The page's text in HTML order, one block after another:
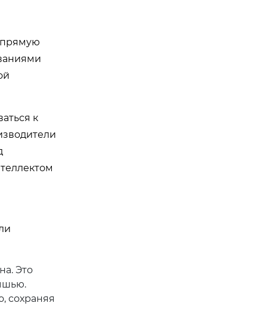
прямую
к
Это
сохраняя